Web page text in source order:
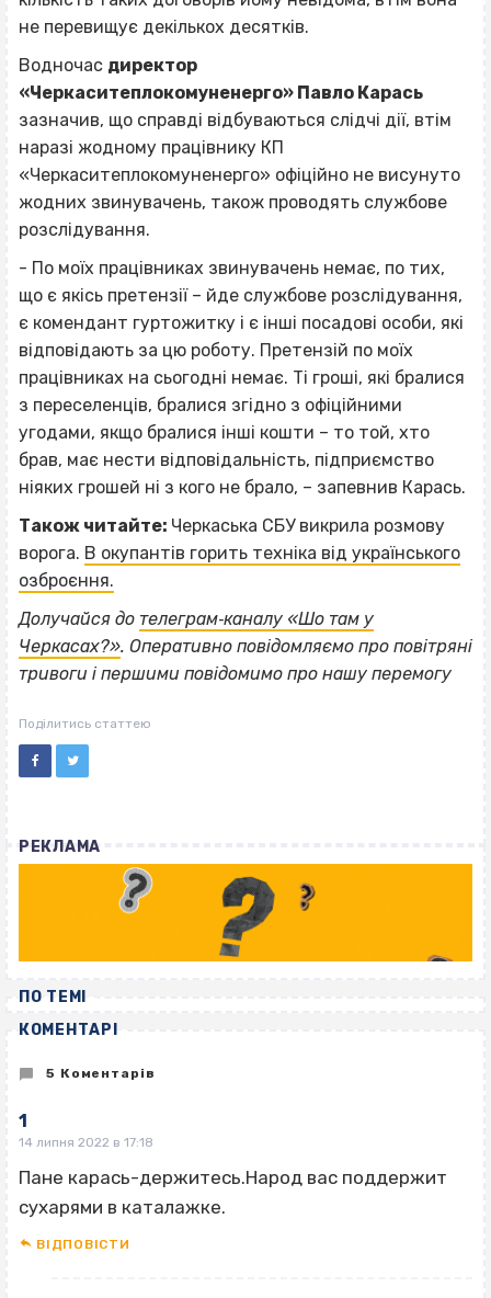
не перевищує декількох десятків.
Водночас директор
«Черкаситеплокомуненерго» Павло Карась
зазначив, що справді відбуваються слідчі дії, втім
наразі жодному працівнику КП
«Черкаситеплокомуненерго» офіційно не висунуто
жодних звинувачень, також проводять службове
розслідування.
- По моїх працівниках звинувачень немає, по тих,
що є якісь претензії – йде службове розслідування,
є комендант гуртожитку і є інші посадові особи, які
відповідають за цю роботу. Претензій по моїх
працівниках на сьогодні немає. Ті гроші, які бралися
з переселенців, бралися згідно з офіційними
угодами, якщо бралися інші кошти – то той, хто
брав, має нести відповідальність, підприємство
ніяких грошей ні з кого не брало, – запевнив Карась.
Також читайте: Черкаська СБУ викрила розмову
ворога. В окупантів горить техніка від українського
озброєння.
Долучайся до телеграм‐каналу «Шо там у
Черкасах?». Оперативно повідомляємо про повітряні
тривоги і першими повідомимо про нашу перемогу
Поділитись статтею
РЕКЛАМА
ПО ТЕМІ
КОМЕНТАРІ
5 Коментарів
1
14 липня 2022 в 17:18
Пане карась-держитесь.Народ вас поддержит
сухарями в каталажке.
ВІДПОВІCТИ